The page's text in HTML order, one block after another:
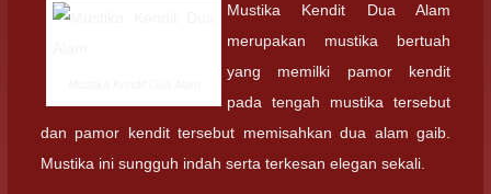
Mustika Kendit Dua Alam
merupakan mustika bertuah
yang memilki pamor kendit
pada tengah mustika tersebut
dan pamor kendit tersebut memisahkan dua alam gaib.
Mustika ini sungguh indah serta terkesan elegan sekali.